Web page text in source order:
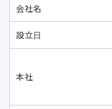
会社名
設立日
本社